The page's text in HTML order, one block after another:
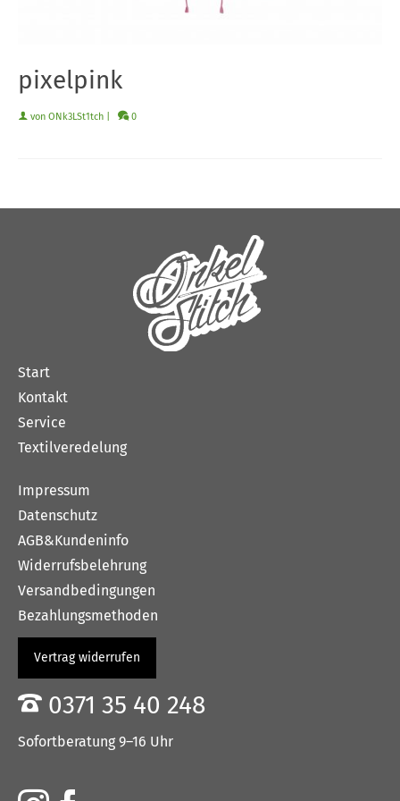
pixelpink
von ONk3LSt1tch 0
Start
Kontakt
Service
Textilveredelung
Impressum
Datenschutz
AGB&Kundeninfo
Widerrufsbelehrung
Versandbedingungen
Bezahlungsmethoden
Vertrag widerrufen
0371 35 40 248
Sofortberatung 9–16 Uhr